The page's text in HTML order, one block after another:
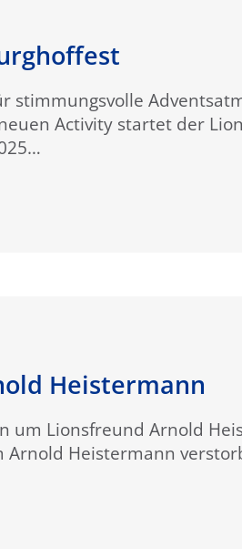
stimmungsvolle
Activity startet der
Heistermann
um Lionsfreund Arnold
Heistermann